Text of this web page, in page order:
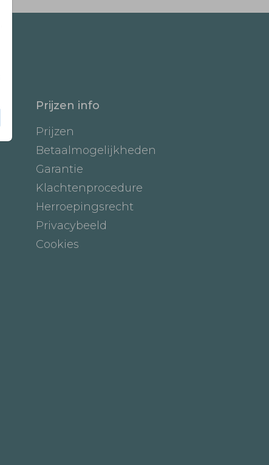
Prijzen info
Prijzen
Betaalmogelijkheden
Garantie
Klachtenprocedure
Herroepingsrecht
Privacybeeld
Cookies